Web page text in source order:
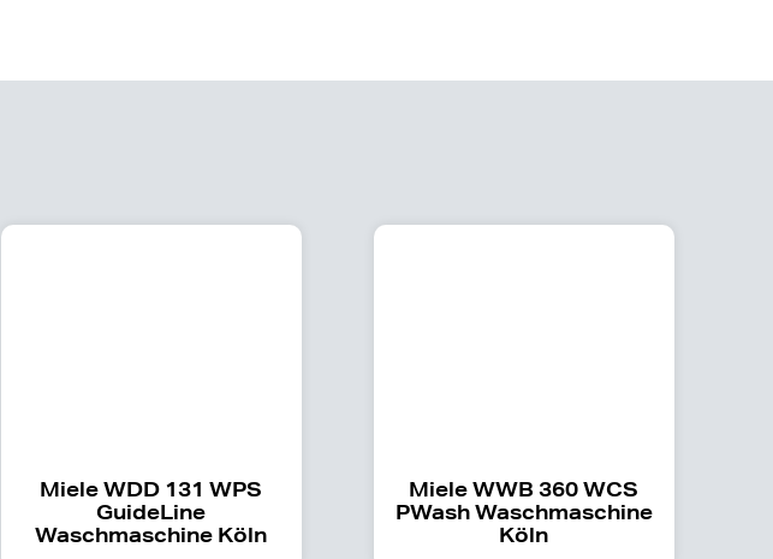
Miele WDD 131 WPS
GuideLine
Waschmaschine Köln
Miele WWB 360 WCS
PWash Waschmaschine
Köln